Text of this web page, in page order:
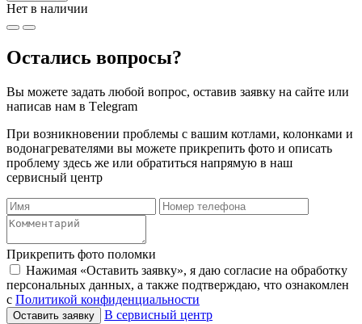
Нет в наличии
Остались вопросы?
Вы можете задать любой вопрос, оставив заявку на сайте или
написав нам в Тelegram
При возникновении проблемы с вашим котлами, колонками и
водонагревателями вы можете прикрепить фото и описать
проблему здесь же или обратиться напрямую в наш
сервисный центр
Прикрепить фото поломки
Нажимая «Оставить заявку», я даю согласие на обработку
персональных данных, а также подтверждаю, что ознакомлен
с Политикой конфиденциальности
Оставить заявку В сервисный центр